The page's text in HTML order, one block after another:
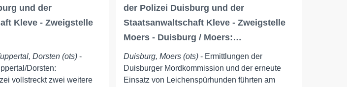
und der
Kleve - Zweigstelle
Dorsten (ots)-
Dorsten:
vollstreckt zwei weitere
der Polizei Duisburg und der
Staatsanwaltschaft Kleve - Zweigstelle
Moers - Duisburg / Moers:…
Duisburg, Moers (ots) - Ermittlungen der
Duisburger Mordkommission und der erneute
Einsatz von Leichenspürhunden führten am